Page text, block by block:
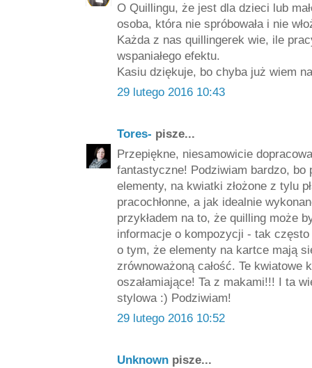
O Quillingu, że jest dla dzieci lub
osoba, która nie spróbowała i nie
Każda z nas quillingerek wie, ile
wspaniałego efektu.
Kasiu dziękuje, bo chyba już wiem
29 lutego 2016 10:43
Tores- pisze...
Przepiękne, niesamowicie
fantastyczne! Podziwiam bardzo,
elementy, na kwiatki złożone z tylu
pracochłonne, a jak idealnie
przykładem na to, że quilling może
informacje o kompozycji - tak
o tym, że elementy na kartce mają
zrównoważoną całość. Te
oszałamiające! Ta z makami!!! I ta
stylowa :) Podziwiam!
29 lutego 2016 10:52
Unknown pisze...